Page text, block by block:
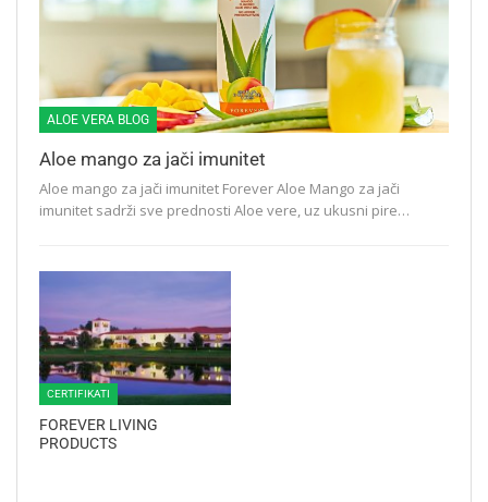
ALOE VERA BLOG
Aloe mango za jači imunitet
Aloe mango za jači imunitet Forever Aloe Mango za jači
imunitet sadrži sve prednosti Aloe vere, uz ukusni pire…
CERTIFIKATI
FOREVER LIVING
PRODUCTS